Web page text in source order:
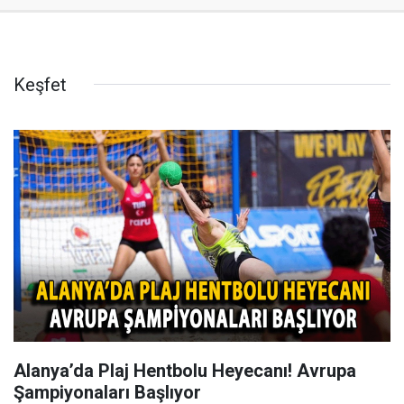
Keşfet
Alanya’da Plaj Hentbolu Heyecanı! Avrupa
Şampiyonaları Başlıyor